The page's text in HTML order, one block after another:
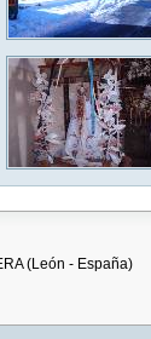
(León - España)